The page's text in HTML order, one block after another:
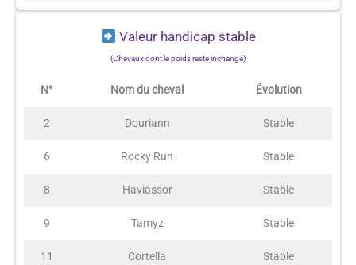
Valeur handicap stable
(Chevaux dont le poids reste inchangé)
N° Nom du cheval Évolution
2 Douriann Stable
6 Rocky Run Stable
8 Haviassor Stable
9 Tamyz Stable
11 Cortella Stable